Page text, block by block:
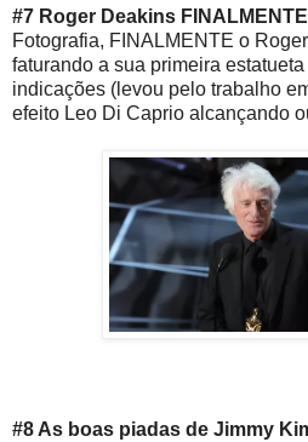
#7 Roger Deakins FINALMENTE
Fotografia, FINALMENTE o
faturando a sua primeira
indicações (levou pelo trabalho
efeito Leo Di Caprio alcançando
#8 As boas piadas de Jimmy